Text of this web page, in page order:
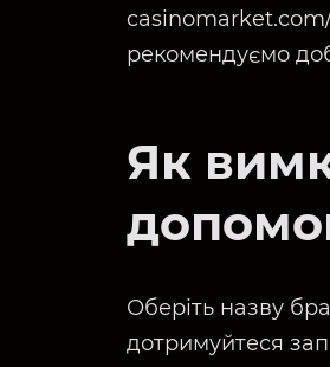
рекомендуємо
Як
Оберіть назву
дотримуйтеся